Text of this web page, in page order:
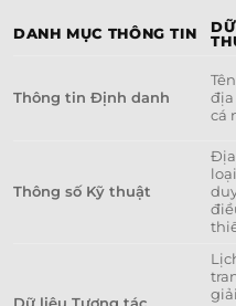
DANH MỤC THÔNG TIN
Thông tin Định danh
địa
cá
Thông số Kỹ thuật
Địa